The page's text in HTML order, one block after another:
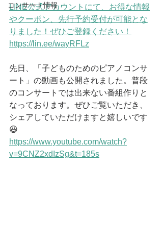
コンサート情報
LINE公式アカウントにて、お得な情報
やクーポン、先行予約受付が可能とな
りました！ぜひご登録ください！
https://lin.ee/wayRFLz
先日、「子どものためのピアノコンサ
ート」の動画も公開されました。普段
のコンサートでは出来ない番組作りと
なっております。ぜひご覧いただき、
シェアしていただけますと嬉しいです
😆
https://www.youtube.com/watch?
v=9CNZ2xdIzSg&t=185s